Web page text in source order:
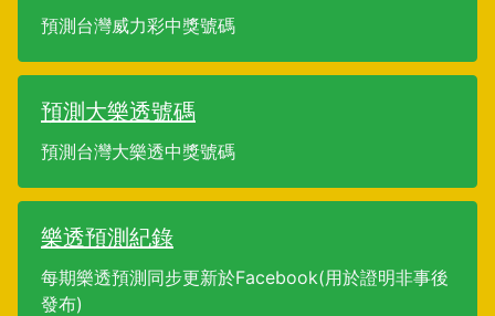
預測台灣威力彩中獎號碼
預測大樂透號碼
預測台灣大樂透中獎號碼
樂透預測紀錄
每期樂透預測同步更新於Facebook(用於證明非事後
發布)